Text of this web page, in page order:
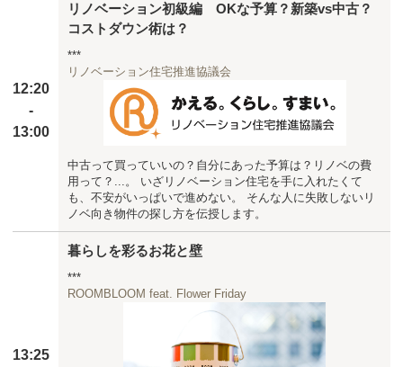
12:20
-
13:00
リノベーション初級編 OKな予算？新築vs中古？
コストダウン術は？
***
リノベーション住宅推進協議会
中古って買っていいの？自分にあった予算は？リノベの費
用って？...。 いざリノベーション住宅を手に入れたくて
も、不安がいっぱいで進めない。 そんな人に失敗しないリ
ノベ向き物件の探し方を伝授します。
13:25
暮らしを彩るお花と壁
***
ROOMBLOOM feat. Flower Friday